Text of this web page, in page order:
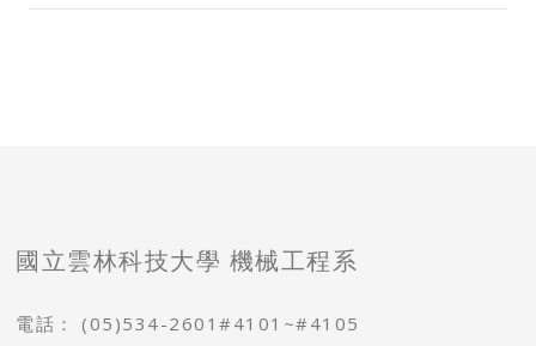
國立雲林科技大學 機械工程系
電話：
(05)534-2601#4101~#4105